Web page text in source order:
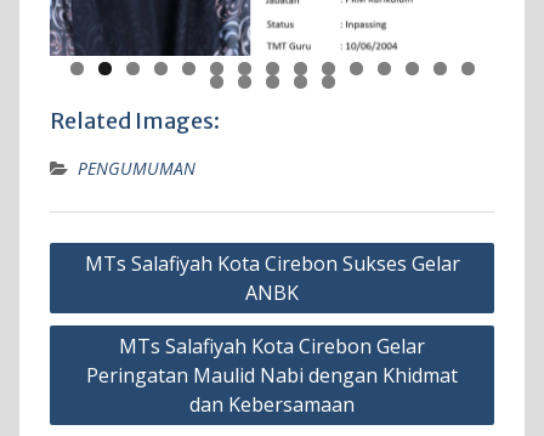
Related Images:
PENGUMUMAN
Navigasi
MTs Salafiyah Kota Cirebon Sukses Gelar
ANBK
MTs Salafiyah Kota Cirebon Gelar
Peringatan Maulid Nabi dengan Khidmat
dan Kebersamaan